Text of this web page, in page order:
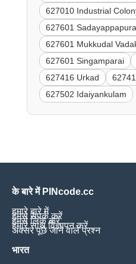
627010 Industrial
627601
627601 Mukkudal
627601 Singamparai
627416 Urkad
627502 Idaiyankulam
के बारे में PINcode.cc
हमारे बारे में
हमसे संपर्क करें
हमसे लिंक करें
हमारे साथ विज्ञापन करें
अक्सर पूछे जाने वाले प्रश्न
भारत